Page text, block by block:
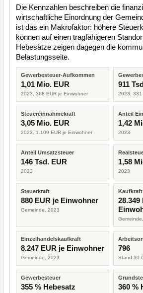
Die Kennzahlen beschreiben die
wirtschaftliche Einordnung der
ist das ein Makrofaktor: höhere
können auf einen tragfähigeren
Hebesätze zeigen dagegen die
Belastungsseite.
Gewerbesteuer-Aufkommen
1,01 Mio. EUR
2023, 368 EUR je Einwohner
911
2023, 331
Steuereinnahmekraft
3,05 Mio. EUR
2023, 1.109 EUR je Einwohner
Anteil
1,42
2023
Anteil Umsatzsteuer
146 Tsd. EUR
2023
1,58
2023
Steuerkraft
880 EUR je Einwohner
Gemeinde, 2023
Kaufkraft
28.349
Einzelhandelskaufkraft
8.247 EUR je Einwohner
Gemeinde, 2023
796
Stand
Gewerbesteuer
355 % Hebesatz 360 %